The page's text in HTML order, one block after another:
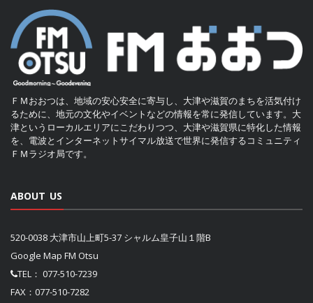
ＦＭおおつは、地域の安心安全に寄与し、大津や滋賀のまちを活気付け
るために、地元の文化やイベントなどの情報を常に発信しています。大
津というローカルエリアにこだわりつつ、大津や滋賀県に特化した情報
を、電波とインターネットサイマル放送で世界に発信するコミュニティ
ＦＭラジオ局です。
ABOUT US
520-0038 大津市山上町5-37 シャルム皇子山１階B
Google Map FM Otsu
TEL： 077-510-7239
FAX：077-510-7282